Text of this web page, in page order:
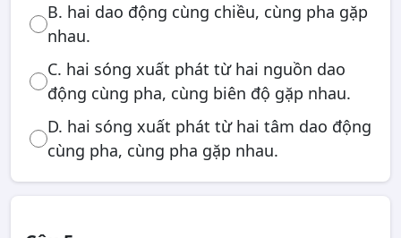
B. hai dao động cùng chiều, cùng pha gặp
nhau.
C. hai sóng xuất phát từ hai nguồn dao
động cùng pha, cùng biên độ gặp nhau.
D. hai sóng xuất phát từ hai tâm dao động
cùng pha, cùng pha gặp nhau.